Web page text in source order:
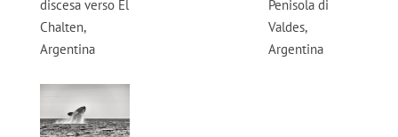
discesa verso El
Chalten,
Argentina
Penisola di
Valdes,
Argentina